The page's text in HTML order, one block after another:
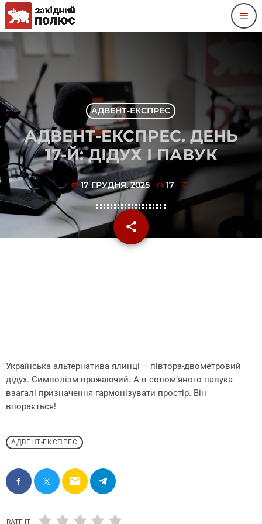
menu
АДВЕНТ-ЕКСПРЕС
АДВЕНТ-ЕКСПРЕС. ДЕНЬ
17-Й: ДІДУХ І ПАВУК
today 17 ГРУДНЯ, 2025 17
share
email
Українська альтернатива ялинці – півтора-двометровий
дідух. Символізм вражаючий. А в солом’яного павука
взагалі призначення гармонізувати простір. Він
впорається!
АДВЕНТ-ЕКСПРЕС
email